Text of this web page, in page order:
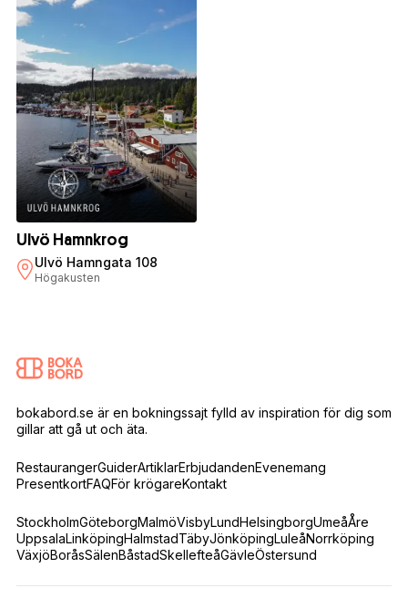
Ulvö Hamnkrog
Ulvö Hamngata 108
Högakusten
bokabord.se är en bokningssajt fylld av inspiration för dig som
gillar att gå ut och äta.
RestaurangerGuiderArtiklarErbjudandenEvenemang
PresentkortFAQFör krögareKontakt
StockholmGöteborgMalmöVisbyLundHelsingborgUmeåÅre
UppsalaLinköpingHalmstadTäbyJönköpingLuleåNorrköping
VäxjöBoråsSälenBåstadSkellefteåGävleÖstersund